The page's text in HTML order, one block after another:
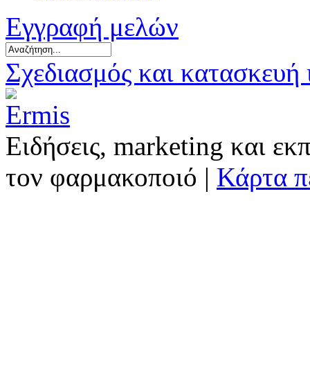
Εγγραφή μελών
Σχεδιασμός και
Ειδήσεις, marketing και
τον φαρμακοποιό | Κάρτα